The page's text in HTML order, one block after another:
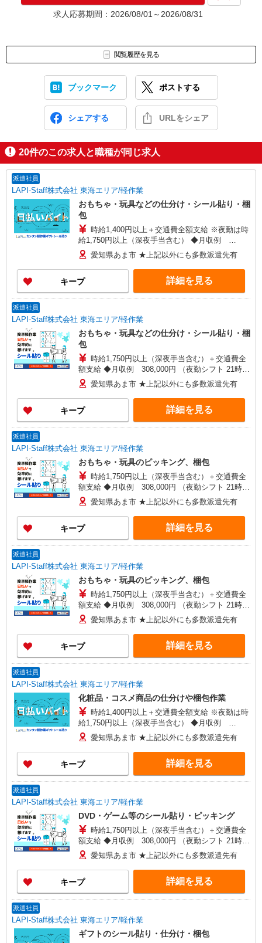
★入社前に配属先が決定する場合もございます。
いずれの場合も、入社された時点で給与が発生します。（当社規
株式会社テクノ・サービス 名古屋営業所
〒461-0005 愛知県名古屋市東区東桜1-10-24 栄大野ビル4階
求人応募期間：2026/08/01～2026/08/31
閲覧履歴を見る
ブックマーク ポストする
シェアする URLをシェア
20件のこの求人と職種が同じ求人
派遣社員
LAPI-Staff株式会社 東海エリア/軽作業
おもちゃ・玩具などの仕分け・シール貼り・梱
包
時給1,400円以上＋交通費全額支給 ※夜勤は時
給1,750円以上（深夜手当含む） ◆月収例
246,400円 （日勤シフト10時〜19時 週5日勤務の
場合） 時給1,400円×8h×22日勤務
愛知県あま市 ★上記以外にも多数派遣先有
キープ 詳細を見る
派遣社員
LAPI-Staff株式会社 東海エリア/軽作業
おもちゃ・玩具などの仕分け・シール貼り・梱
包
時給1,750円以上（深夜手当含む）＋交通費全
額支給 ◆月収例 308,000円 （夜勤シフト 21時〜
翌6時 週5日勤務の場合） 時給1,750円×8h×22日勤
務
愛知県あま市 ★上記以外にも多数派遣先有
キープ 詳細を見る
派遣社員
LAPI-Staff株式会社 東海エリア/軽作業
おもちゃ・玩具のピッキング、梱包
時給1,750円以上（深夜手当含む）＋交通費全
額支給 ◆月収例 308,000円 （夜勤シフト 21時〜
翌6時 週5日勤務の場合） 時給1,750円×8h×22日勤
務
愛知県あま市 ★上記以外にも多数派遣先有
キープ 詳細を見る
派遣社員
LAPI-Staff株式会社 東海エリア/軽作業
おもちゃ・玩具のピッキング、梱包
時給1,750円以上（深夜手当含む）＋交通費全
額支給 ◆月収例 308,000円 （夜勤シフト 21時〜
翌6時 週5日勤務の場合） 時給1,750円×8h×22日勤
務
愛知県あま市 ★上記以外にも多数派遣先有
キープ 詳細を見る
派遣社員
LAPI-Staff株式会社 東海エリア/軽作業
化粧品・コスメ商品の仕分けや梱包作業
時給1,400円以上＋交通費全額支給 ※夜勤は時
給1,750円以上（深夜手当含む） ◆月収例
246,400円 （日勤シフト10時〜19時 週5日勤務の
場合） 時給1,400円×8h×22日勤務
愛知県あま市 ★上記以外にも多数派遣先有
キープ 詳細を見る
派遣社員
LAPI-Staff株式会社 東海エリア/軽作業
DVD・ゲーム等のシール貼り・ピッキング
時給1,750円以上（深夜手当含む）＋交通費全
額支給 ◆月収例 308,000円 （夜勤シフト 21時〜
翌6時 週5日勤務の場合） 時給1,750円×8h×22日勤
務
愛知県あま市 ★上記以外にも多数派遣先有
キープ 詳細を見る
派遣社員
LAPI-Staff株式会社 東海エリア/軽作業
ギフトのシール貼り・仕分け・梱包